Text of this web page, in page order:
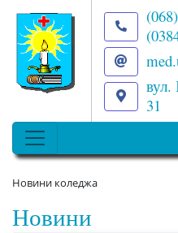
вул.
31
Новини коледжа
Новини